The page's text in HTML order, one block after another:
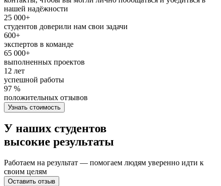
нашей надёжности
25 000+
студентов доверили нам свои задачи
600+
экспертов в команде
65 000+
выполненных проектов
12 лет
успешной работы
97 %
положительных отзывов
Узнать стоимость
У наших студентов
высокие результаты
Работаем на результат — помогаем людям уверенно идти к
своим целям
Оставить отзыв